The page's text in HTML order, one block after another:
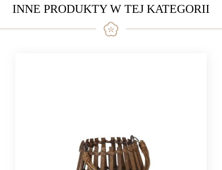
INNE PRODUKTY W TEJ KATEGORII